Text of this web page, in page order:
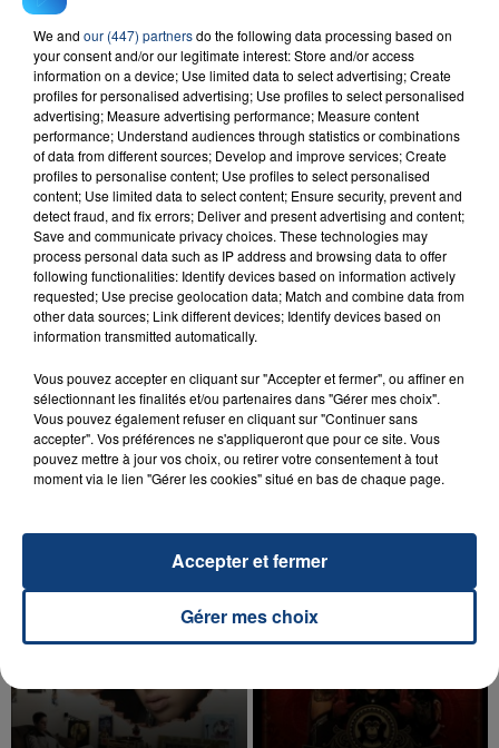
23 juillet 2026
INCENDIE MORTEL À LENS : UNE FEMME ET
SON BÉBÉ ENTRE LA VIE ET LA...
Un homme s'est immolé par le feu après avoir
aspergé sa compagne et leur bébé de trois mois
d'un liquide inflammable.
UNE ADOLESCENTE DEVANT SE FAIRE
OPÉRER DE LA CHEVILLE RESSORT DE LA...
La famille a porté plainte contre la clinique qui a
reconnu sa responsabilité et présenté ses
We and our (447) partnersdo the following data processing based on
your consent and/or our legitimate interest: Store and/or access
information on a device; Use limited data to select advertising; Create
profiles for personalised advertising; Use profiles to select personalised
advertising; Measure advertising performance; Measure content
performance; Understand audiences through statistics or combinations
of data from different sources; Develop and improve services; Create
profiles to personalise content; Use profiles to select personalised
content; Use limited data to select content; Ensure security, prevent and
detect fraud, and fix errors; Deliver and present advertising and content;
Save and communicate privacy choices. These technologies may
process personal data such as IP address and browsing data to offer
following functionalities: Identify devices based on information actively
requested; Use precise geolocation data; Match and combine data from
other data sources; Link different devices; Identify devices based on
information transmitted automatically.
Vous pouvez accepter en cliquant sur "Accepter et fermer", ou affiner en
sélectionnant les finalités et/ou partenaires dans "Gérer mes choix".
Vous pouvez également refuser en cliquant sur "Continuer sans
accepter". Vos préférences ne s'appliqueront que pour ce site. Vous
pouvez mettre à jour vos choix, ou retirer votre consentement à tout
moment via le lien "Gérer les cookies" situé en bas de chaque page.
Gérer mes choix
Accepter et fermer